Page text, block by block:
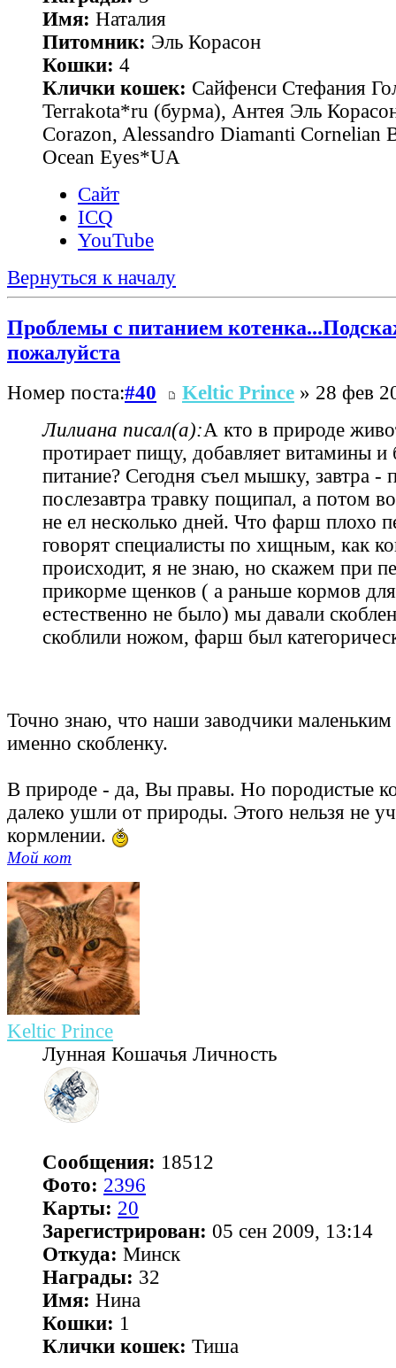
Имя: Наталия
Питомник: Эль Корасон
Кошки: 4
Клички кошек: Сайфенси Стефания
Terrakota*ru (бурма), Антея Эль
Corazon, Alessandro Diamanti Cornelian
Ocean Eyes*UA
Сайт
ICQ
YouTube
Вернуться к началу
Проблемы с питанием
пожалуйста
Номер поста:#40 Keltic Prince » 28 фев
Лилиана писал(а):А кто в природе
протирает пищу, добавляет витамины и
питание? Сегодня съел мышку, завтра -
послезавтра травку пощипал, а потом
не ел несколько дней. Что фарш плохо
говорят специалисты по хищным, как
происходит, я не знаю, но скажем при
прикорме щенков ( а раньше кормов
естественно не было) мы давали
скоблили ножом, фарш был
Точно знаю, что наши заводчики
именно скобленку.
В природе - да, Вы правы. Но породистые
далеко ушли от природы. Этого нельзя не
кормлении.
Мой кот
Keltic Prince
Лунная Кошачья Личность
Сообщения: 18512
Фото: 2396
Карты: 20
Зарегистрирован: 05 сен 2009, 13:14
Откуда: Минск
Награды: 32
Имя: Нина
Кошки: 1
Клички кошек: Тиша